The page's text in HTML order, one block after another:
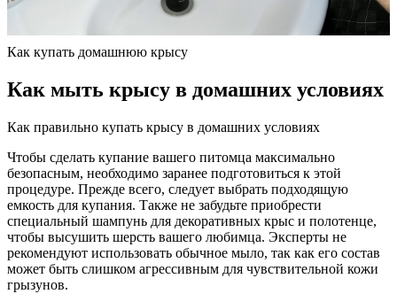
Как купать домашнюю крысу
Как мыть крысу в домашних условиях
Как правильно купать крысу в домашних условиях
Чтобы сделать купание вашего питомца максимально
безопасным, необходимо заранее подготовиться к этой
процедуре. Прежде всего, следует выбрать подходящую
емкость для купания. Также не забудьте приобрести
специальный шампунь для декоративных крыс и полотенце,
чтобы высушить шерсть вашего любимца. Эксперты не
рекомендуют использовать обычное мыло, так как его состав
может быть слишком агрессивным для чувствительной кожи
грызунов.